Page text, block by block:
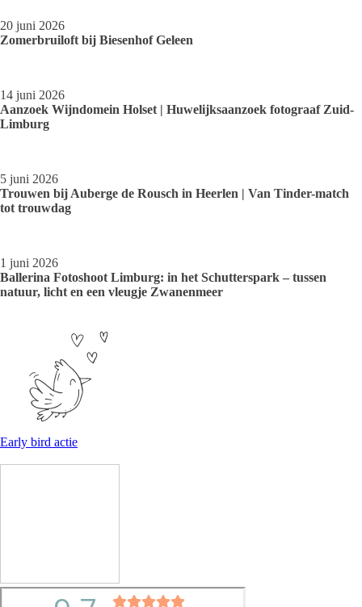
20 juni 2026
Zomerbruiloft bij Biesenhof Geleen
14 juni 2026
Aanzoek Wijndomein Holset | Huwelijksaanzoek fotograaf Zuid-
Limburg
5 juni 2026
Trouwen bij Auberge de Rousch in Heerlen | Van Tinder-match
tot trouwdag
1 juni 2026
Ballerina Fotoshoot Limburg: in het Schutterspark – tussen
natuur, licht en een vleugje Zwanenmeer
Early bird actie